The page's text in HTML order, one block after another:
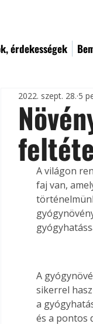
érdekességek
2022. szept. 28. 5
A világon
faj van,
A
sikerrel
a
és a pontos